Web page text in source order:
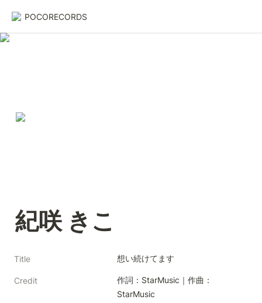
POCORECORDS
紀咲 きこ
Title 想い続けてます
Credit
作詞：StarMusic｜作曲：
StarMusic